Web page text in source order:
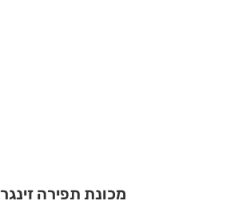
מכונת תפירה זינגר(7)